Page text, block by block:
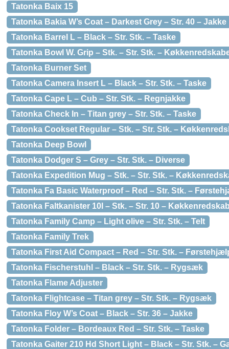
Tatonka Baix 15
Tatonka Bakia W’s Coat – Darkest Grey – Str. 40 – Jakke
Tatonka Barrel L – Black – Str. Stk. – Taske
Tatonka Bowl W. Grip – Stk. – Str. Stk. –
Tatonka Burner Set
Tatonka Camera Insert L – Black – Str. Stk. – Taske
Tatonka Cape L – Cub – Str. Stk. – Regnjakke
Tatonka Check In – Titan grey – Str. Stk. – Taske
Tatonka Cookset Regular – Stk. – Str. Stk. –
Tatonka Deep Bowl
Tatonka Dodger S – Grey – Str. Stk. – Diverse
Tatonka Expedition Mug – Stk. – Str. Stk. –
Tatonka Fa Basic Waterproof – Red – Str. Stk. –
Tatonka Faltkanister 10l – Stk. – Str. 10 –
Tatonka Family Camp – Light olive – Str. Stk. – Telt
Tatonka Family Trek
Tatonka First Aid Compact – Red – Str. Stk. –
Tatonka Fischerstuhl – Black – Str. Stk. – Rygsæk
Tatonka Flame Adjuster
Tatonka Flightcase – Titan grey – Str. Stk. – Rygsæk
Tatonka Floy W’s Coat – Black – Str. 36 – Jakke
Tatonka Folder – Bordeaux Red – Str. Stk. – Taske
Tatonka Gaiter 210 Hd Short Light – Black – Str. Stk. –